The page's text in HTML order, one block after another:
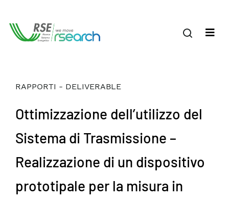
RAPPORTI - DELIVERABLE
Ottimizzazione dell’utilizzo del
Sistema di Trasmissione –
Realizzazione di un dispositivo
prototipale per la misura in